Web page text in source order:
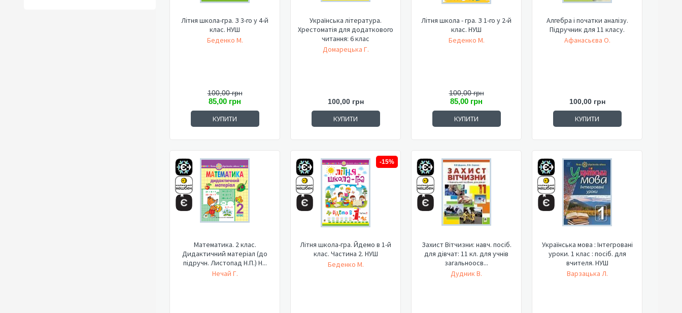
Літня школа-гра. З 3-го у 4-й
клас. НУШ
Беденко М.
100,00 грн
85,00 грн
КУПИТИ
Українська література.
Хрестоматія для додаткового
читання: 6 клас
Домарецька Г.
100,00 грн
КУПИТИ
Літня школа - гра. З 1-го у 2-й
клас. НУШ
Беденко М.
100,00 грн
85,00 грн
КУПИТИ
Алгебра і початки аналізу.
Підручник для 11 класу.
Афанасьєва О.
100,00 грн
КУПИТИ
Математика. 2 клас.
Дидактичний матеріал (до
підручн. Листопад Н.П.) Н...
Нечай Г.
-15%
Літня школа-гра. Йдемо в 1-й
клас. Частина 2. НУШ
Беденко М.
Захист Вітчизни: навч. посіб.
для дівчат: 11 кл. для учнів
загальноосв...
Дудник В.
Українська мова : Інтегровані
уроки. 1 клас : посіб. для
вчителя. НУШ
Варзацька Л.